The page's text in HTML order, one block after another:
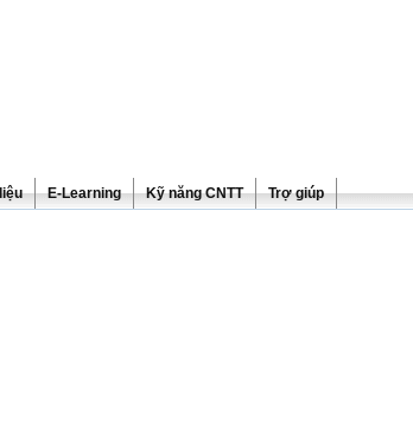
E-Learning Kỹ năng CNTT Trợ giúp